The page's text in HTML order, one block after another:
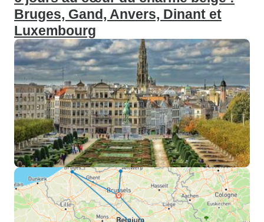
Bruges, Gand, Anvers, Dinant et
Luxembourg